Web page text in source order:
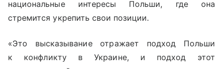
национальные интересы Польши, где она
стремится укрепить свои позиции.
«Это высказывание отражает подход Польши
к конфликту в Украине, и подход этот